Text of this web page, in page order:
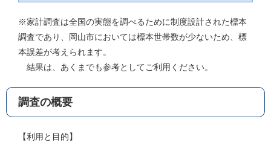
※家計調査は全国の実態を調べるために制度設計された標本
調査であり、岡山市においては標本世帯数が少ないため、標
本誤差が考えられます。
結果は、あくまでも参考としてご利用ください。
調査の概要
【利用と目的】